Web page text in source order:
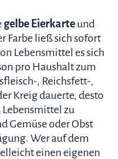
gelbe Eierkarte und
Farbe ließ sich sofort
Lebensmittel es sich
pro Haushalt zum
, Reichsfett-,
Kreig dauerte, desto
Lebensmittel zu
Gemüse oder Obst
Wer auf dem
einen eigenen